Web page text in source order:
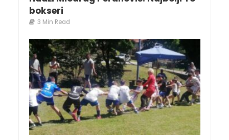
bokseri
3 Min Read